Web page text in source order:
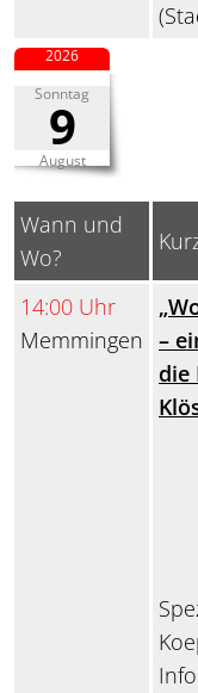
Sonntag
9
August
2026
Wann und
Wo?
14:00 Uhr
Memmingen –
die